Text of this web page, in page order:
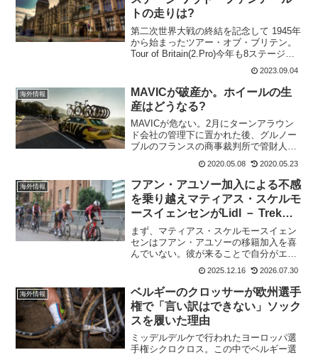
トの走りは?
第二次世界大戦の終結を記念して 1945年
から始まったツアー・オブ・ブリテン。
Tour of Britain(2.Pro)今年も8ステージで
開催される。過去の優勝者 2022 ゴン
サロ・セラノ 2021 ワウト・ファンアー
ルト 201...
2023.09.04
海外情報
MAVICが破産か。ホイールの生
産はどうなる?
MAVICが危ない。2月にターンアラウン
ド会社の管理下に置かれた後、グルノー
ブルのフランスの商事裁判所で管財人に
なった。管財人（かんざいにん）とは、
民事再生法又は会社更生法に基づき、更
生会社又は再生債務者（法人に限る）の
業務及び財産を管理す...
2020.05.08 2020.05.23
海外情報
フアン・アユソー加入による不感
を乗り越えマティアス・スケルモ
ースイェンセンがLidl － Trekに
とどまる
まず、マティアス・スケルモースイェン
センはフアン・アユソーの移籍加入を喜
んでいない。彼が来ることで自分がエー
スとして走れることがなくなるのではと
考えているのだ。これで移籍ということ
ではないけれど、心中は複雑なのは当然
だろう。だが、マティアス...
2025.12.16 2026.07.30
海外情報
ベルギーのクロッサーが欧州選手
権で「言い訳はできない」ソック
スを履いた理由
ミッデルデルケで行われたヨーロッパ選
手権シクロクロス。この中でベルギー選